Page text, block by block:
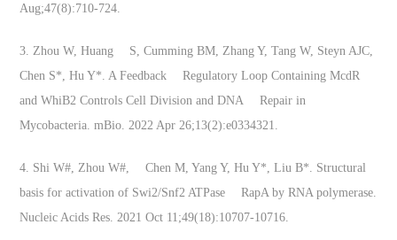
Aug;47(8):710-724.
3. Zhou W, Huang S, Cumming BM, Zhang Y, Tang W, Steyn AJC,
Chen S*, Hu Y*. A Feedback Regulatory Loop Containing McdR
and WhiB2 Controls Cell Division and DNA Repair in
Mycobacteria. mBio. 2022 Apr 26;13(2):e0334321.
4. Shi W#, Zhou W#, Chen M, Yang Y, Hu Y*, Liu B*. Structural
basis for activation of Swi2/Snf2 ATPase RapA by RNA polymerase.
Nucleic Acids Res. 2021 Oct 11;49(18):10707-10716.